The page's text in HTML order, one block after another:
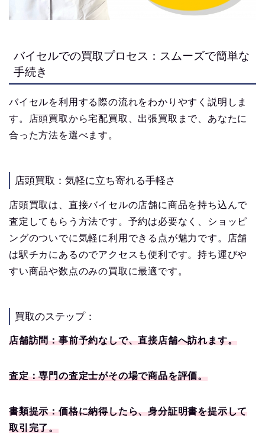
バイセルでの買取プロセス：スムーズで簡単な
手続き
バイセルを利用する際の流れをわかりやすく説明しま
す。店頭買取から宅配買取、出張買取まで、あなたに
合った方法を選べます。
店頭買取：気軽に立ち寄れる手軽さ
店頭買取は、直接バイセルの店舗に商品を持ち込んで
査定してもらう方法です。予約は必要なく、ショッピ
ングのついでに気軽に利用できる点が魅力です。店舗
は駅チカにあるのでアクセスも便利です。持ち運びや
すい商品や数点のみの買取に最適です。
買取のステップ：
店舗訪問：事前予約なしで、直接店舗へ訪れます。
査定：専門の査定士がその場で商品を評価。
書類提示：価格に納得したら、身分証明書を提示して
取引完了。